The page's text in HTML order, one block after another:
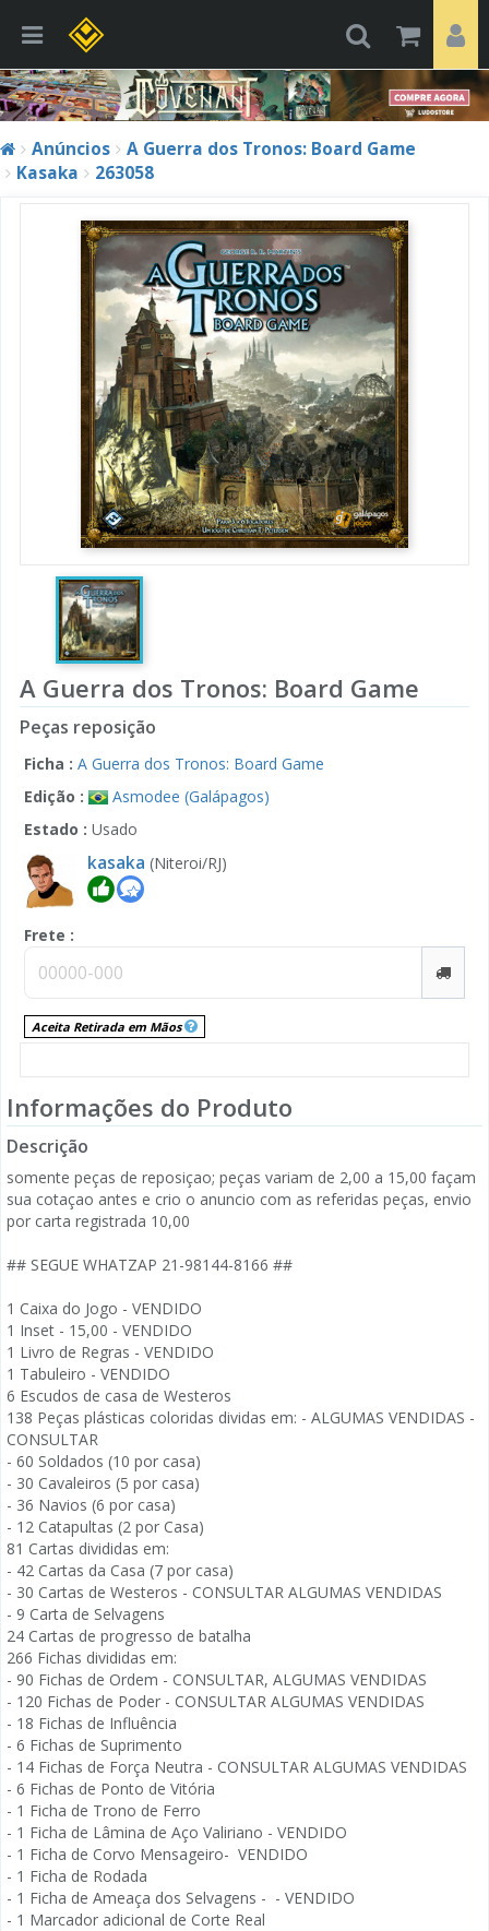
Anúncios
A Guerra dos Tronos: Board Game
Kasaka
263058
A Guerra dos Tronos: Board Game
Peças reposição
Ficha : A Guerra dos Tronos: Board Game
Edição :
Asmodee (Galápagos)
Estado : Usado
kasaka (Niteroi/RJ)
Frete :
Aceita Retirada em Mãos
Informações do Produto
Descrição
somente peças de reposiçao; peças variam de 2,00 a 15,00 façam
sua cotaçao antes e crio o anuncio com as referidas peças, envio
por carta registrada 10,00
## SEGUE WHATZAP 21-98144-8166 ##
1 Caixa do Jogo - VENDIDO
1 Inset - 15,00 - VENDIDO
1 Livro de Regras - VENDIDO
1 Tabuleiro - VENDIDO
6 Escudos de casa de Westeros
138 Peças plásticas coloridas dividas em: - ALGUMAS VENDIDAS -
CONSULTAR
- 60 Soldados (10 por casa)
- 30 Cavaleiros (5 por casa)
- 36 Navios (6 por casa)
- 12 Catapultas (2 por Casa)
81 Cartas divididas em:
- 42 Cartas da Casa (7 por casa)
- 30 Cartas de Westeros - CONSULTAR ALGUMAS VENDIDAS
- 9 Carta de Selvagens
24 Cartas de progresso de batalha
266 Fichas divididas em:
- 90 Fichas de Ordem - CONSULTAR, ALGUMAS VENDIDAS
- 120 Fichas de Poder - CONSULTAR ALGUMAS VENDIDAS
- 18 Fichas de Influência
- 6 Fichas de Suprimento
- 14 Fichas de Força Neutra - CONSULTAR ALGUMAS VENDIDAS
- 6 Fichas de Ponto de Vitória
- 1 Ficha de Trono de Ferro
- 1 Ficha de Lâmina de Aço Valiriano - VENDIDO
- 1 Ficha de Corvo Mensageiro- VENDIDO
- 1 Ficha de Rodada
- 1 Ficha de Ameaça dos Selvagens - - VENDIDO
- 1 Marcador adicional de Corte Real